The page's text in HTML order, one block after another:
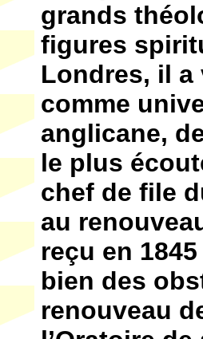
grands
figures
Londres, il a
comme
anglicane,
le plus
chef de file
au
reçu en
bien des
renouveau